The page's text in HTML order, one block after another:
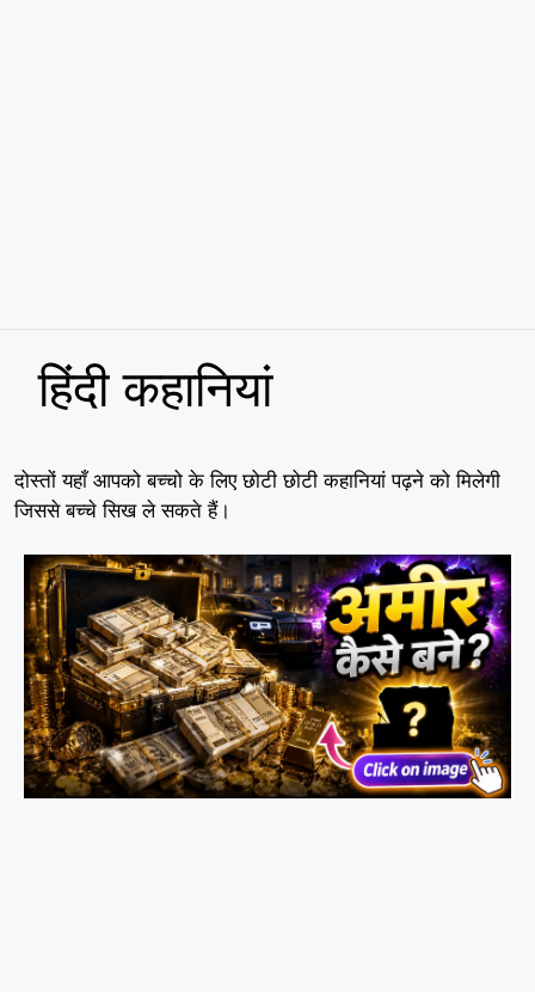
हिंदी कहानियां
दोस्तों यहाँ आपको बच्चो के लिए छोटी छोटी कहानियां पढ़ने को मिलेगी
जिससे बच्चे सिख ले सकते हैं।